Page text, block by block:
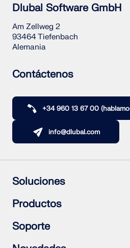
Dlubal Software GmbH
Am Zellweg 2
93464 Tiefenbach
Alemania
Contáctenos
+34 960 13 67 00
info@dlubal.com
Soluciones
Estructuras de hormigón armado
Estructuras de acero
Estructuras de madera
Uniones de acero
Productos
RFEM 6
RSTAB 9
RSECTION 1
Soporte
Preguntas frecuentes (FAQ)